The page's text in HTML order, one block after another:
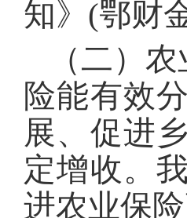
知》(鄂财
（二）
险能有效
展、促进
定增收。
进农业保